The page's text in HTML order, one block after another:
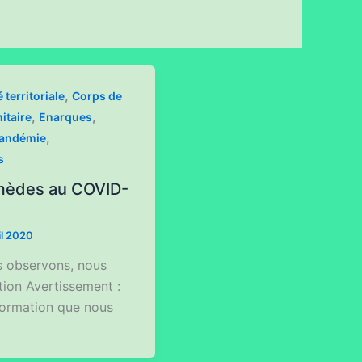
territoriale,Corps de
, Enarques,
,
au COVID-
2020
observons, nous
Avertissement :
que nous